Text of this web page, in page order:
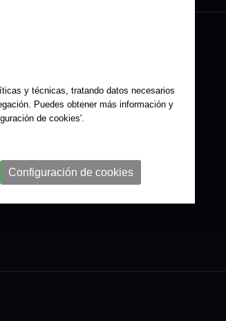
y técnicas, tratando datos necesarios
Puedes obtener más información y
de cookies'.
Configuración de cookies